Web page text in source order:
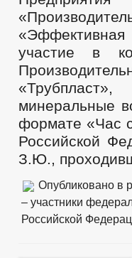
Сведения о
Реестр
Информация о
Порядок
Кадровый резерв
Контактная
Сведения о
Квалификационные
Нормативно-
Условия и
_
Специальная оценка
Состав поселения
Перечень
Подведомственные
Предпринимательство
НПА
участие в
минеральные
формате «Час
Российской
З.Ю.,
Опубликовано в
– участники
Российской